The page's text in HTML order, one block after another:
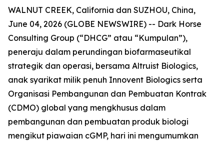
WALNUT CREEK, California dan SUZHOU, China,
June 04, 2026 (GLOBE NEWSWIRE) -- Dark Horse
Consulting Group (“DHCG” atau “Kumpulan”),
peneraju dalam perundingan biofarmaseutikal
strategik dan operasi, bersama Altruist Biologics,
anak syarikat milik penuh Innovent Biologics serta
Organisasi Pembangunan dan Pembuatan Kontrak
(CDMO) global yang mengkhusus dalam
pembangunan dan pembuatan produk biologi
mengikut piawaian cGMP, hari ini mengumumkan